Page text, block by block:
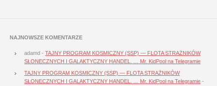
NAJNOWSZE KOMENTARZE
adamd - TAJNY PROGRAM KOSMICZNY (SSP) — FLOTA STRAŻNIKÓW
SŁONECZNYCH I GALAKTYCZNY HANDEL. … Mr. KidPool na Telegramie
TAJNY PROGRAM KOSMICZNY (SSP) — FLOTA STRAŻNIKÓW
SŁONECZNYCH I GALAKTYCZNY HANDEL. … Mr. KidPool na Telegramie -